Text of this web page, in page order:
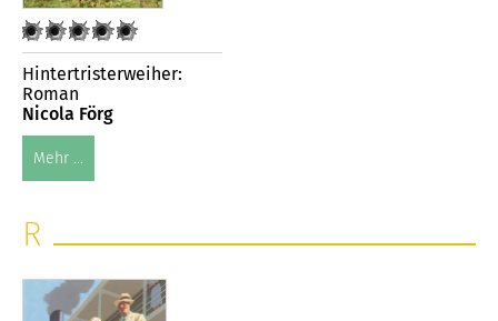
Hintertristerweiher:
Roman
Nicola Förg
Mehr ...
R